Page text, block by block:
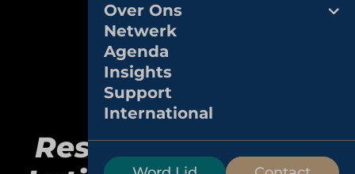
Over Ons
Netwerk
Agenda
Insights
Support
International
Restaurant Rodeo: